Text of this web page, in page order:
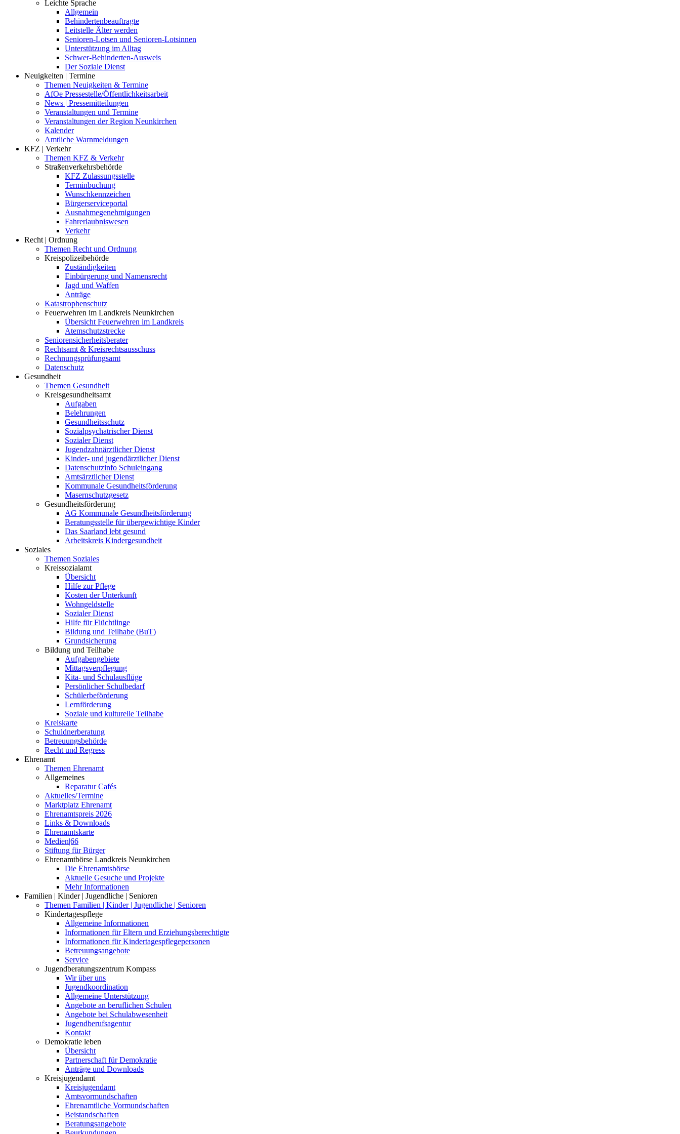
Leichte Sprache
Allgemein
Behindertenbeauftragte
Leitstelle Älter werden
Senioren-Lotsen und Senioren-Lotsinnen
Unterstützung im Alltag
Schwer-Behinderten-Ausweis
Der Soziale Dienst
Neuigkeiten | Termine
Themen Neuigkeiten & Termine
AfOe Pressestelle/Öffentlichkeitsarbeit
News | Pressemitteilungen
Veranstaltungen und Termine
Veranstaltungen der Region Neunkirchen
Kalender
Amtliche Warnmeldungen
KFZ | Verkehr
Themen KFZ & Verkehr
Straßenverkehrsbehörde
KFZ Zulassungsstelle
Terminbuchung
Wunschkennzeichen
Bürgerserviceportal
Ausnahmegenehmigungen
Fahrerlaubniswesen
Verkehr
Recht | Ordnung
Themen Recht und Ordnung
Kreispolizeibehörde
Zuständigkeiten
Einbürgerung und Namensrecht
Jagd und Waffen
Anträge
Katastrophenschutz
Feuerwehren im Landkreis Neunkirchen
Übersicht Feuerwehren im Landkreis
Atemschutzstrecke
Seniorensicherheitsberater
Rechtsamt & Kreisrechtsausschuss
Rechnungsprüfungsamt
Datenschutz
Gesundheit
Themen Gesundheit
Kreisgesundheitsamt
Aufgaben
Belehrungen
Gesundheitsschutz
Sozialpsychatrischer Dienst
Sozialer Dienst
Jugendzahnärztlicher Dienst
Kinder- und jugendärztlicher Dienst
Datenschutzinfo Schuleingang
Amtsärztlicher Dienst
Kommunale Gesundheitsförderung
Masernschutzgesetz
Gesundheitsförderung
AG Kommunale Gesundheitsförderung
Beratungsstelle für übergewichtige Kinder
Das Saarland lebt gesund
Arbeitskreis Kindergesundheit
Soziales
Themen Soziales
Kreissozialamt
Übersicht
Hilfe zur Pflege
Kosten der Unterkunft
Wohngeldstelle
Sozialer Dienst
Hilfe für Flüchtlinge
Bildung und Teilhabe (BuT)
Grundsicherung
Bildung und Teilhabe
Aufgabengebiete
Mittagsverpflegung
Kita- und Schulausflüge
Persönlicher Schulbedarf
Schülerbeförderung
Lernförderung
Soziale und kulturelle Teilhabe
Kreiskarte
Schuldnerberatung
Betreuungsbehörde
Recht und Regress
Ehrenamt
Themen Ehrenamt
Allgemeines
Reparatur Cafés
Aktuelles/Termine
Marktplatz Ehrenamt
Ehrenamtspreis 2026
Links & Downloads
Ehrenamtskarte
Medien|66
Stiftung für Bürger
Ehrenamtbörse Landkreis Neunkirchen
Die Ehrenamtsbörse
Aktuelle Gesuche und Projekte
Mehr Informationen
Familien | Kinder | Jugendliche | Senioren
Themen Familien | Kinder | Jugendliche | Senioren
Kindertagespflege
Allgemeine Informationen
Informationen für Eltern und Erziehungsberechtigte
Informationen für Kindertagespflegepersonen
Betreuungsangebote
Service
Jugendberatungszentrum Kompass
Wir über uns
Jugendkoordination
Allgemeine Unterstützung
Angebote an beruflichen Schulen
Angebote bei Schulabwesenheit
Jugendberufsagentur
Kontakt
Demokratie leben
Übersicht
Partnerschaft für Demokratie
Anträge und Downloads
Kreisjugendamt
Kreisjugendamt
Amtsvormundschaften
Ehrenamtliche Vormundschaften
Beistandschaften
Beratungsangebote